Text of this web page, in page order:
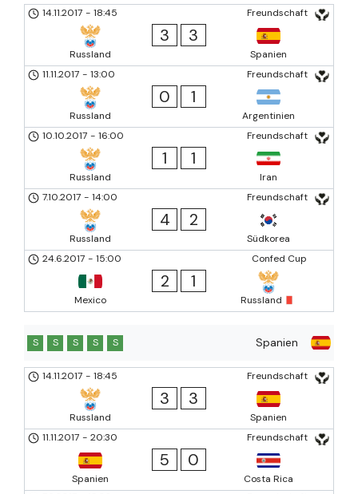
Freundschaft
14.11.2017 - 18:45
Russland
3 3
Spanien
Freundschaft
11.11.2017 - 13:00
Russland
0 1
Argentinien
Freundschaft
10.10.2017 - 16:00
Russland
1 1
Iran
Freundschaft
7.10.2017 - 14:00
Russland
4 2
Südkorea
Confed Cup
24.6.2017 - 15:00
Mexico
2 1
Russland
Spanien
S S S S S
Freundschaft
14.11.2017 - 18:45
Russland
3 3
Spanien
Freundschaft
11.11.2017 - 20:30
Spanien
5 0
Costa Rica